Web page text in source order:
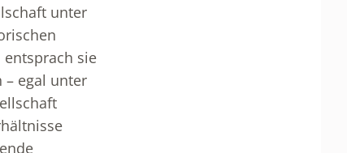
unter
sie
– egal unter